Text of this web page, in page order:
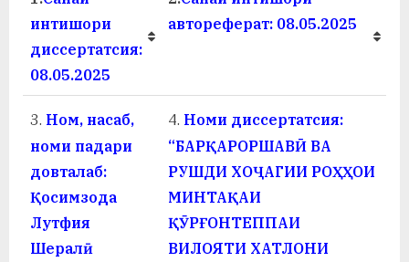
а
о
м
и
интишори
диссертатсия:
08.05.2025
автореферат: 08.05.2025
3. Ном, насаб,
номи падари
довталаб:
Қосимзода
Лутфия
Шералӣ
4. Номи диссертатсия:
“БАРҚАРОРШАВӢ ВА
РУШДИ ХОҶАГИИ РОҲҲОИ
МИНТАҚАИ
ҚӮРҒОНТЕППАИ
ВИЛОЯТИ ХАТЛОНИ